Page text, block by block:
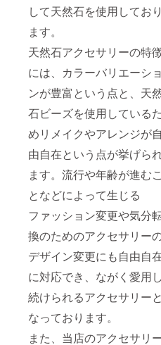
して天然石を使用しており
ます。
天然石アクセサリーの特
には、カラーバリエーショ
ンが豊富という点と、天
石ビーズを使用しているた
めリメイクやアレンジが自
由自在という点が挙げら
ます。流行や年齢が進むこ
となどによって生じる
ファッション変更や気分
換のためのアクセサリー
デザイン変更にも自由自
に対応でき、ながく愛用し
続けられるアクセサリーと
なっております。
また、当店のアクセサリ